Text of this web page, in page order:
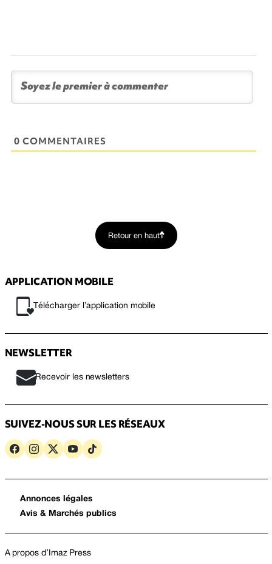
0 COMMENTAIRES
Retour en haut
APPLICATION MOBILE
Télécharger l’application mobile
NEWSLETTER
Recevoir les newsletters
SUIVEZ-NOUS SUR LES RÉSEAUX
Annonces légales
Avis & Marchés publics
A propos d’Imaz Press